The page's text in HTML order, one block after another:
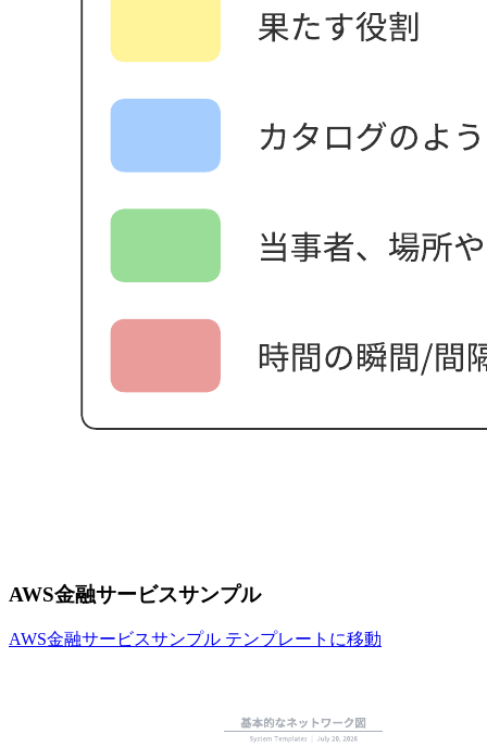
AWS金融サービスサンプル
AWS金融サービスサンプル テンプレートに移動